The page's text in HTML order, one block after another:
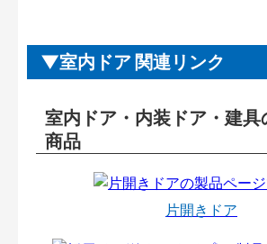
室内ドア 関連リンク
室内ドア・内装ドア・建具
商品
片開きドア